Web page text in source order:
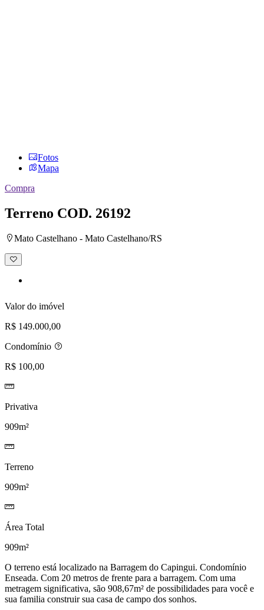
Fotos
Mapa
Compra
Terreno COD. 26192
Mato Castelhano - Mato Castelhano/RS
Adicionar
à
Valor do imóvel
R$ 149.000,00
Condomínio
R$ 100,00
Privativa
909m²
Terreno
909m²
Área Total
909m²
O terreno está localizado na Barragem do Capingui. Condomínio
Enseada. Com 20 metros de frente para a barragem. Com uma
metragem significativa, são 908,67m² de possibilidades para você e
sua familia construir sua casa de campo dos sonhos.